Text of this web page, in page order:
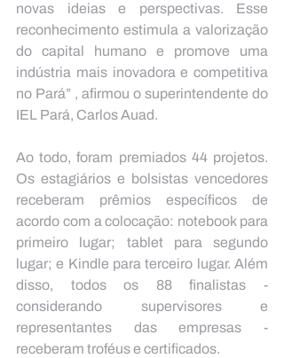
novas ideias e perspectivas. Esse
reconhecimento estimula a valorização
do capital humano e promove uma
indústria mais inovadora e competitiva
no Pará” , afirmou o superintendente do
IEL Pará, Carlos Auad.
Ao todo, foram premiados 44 projetos.
Os estagiários e bolsistas vencedores
receberam prêmios específicos de
acordo com a colocação: notebook para
primeiro lugar; tablet para segundo
lugar; e Kindle para terceiro lugar. Além
disso, todos os 88 finalistas -
considerando supervisores e
representantes das empresas -
receberam troféus e certificados.